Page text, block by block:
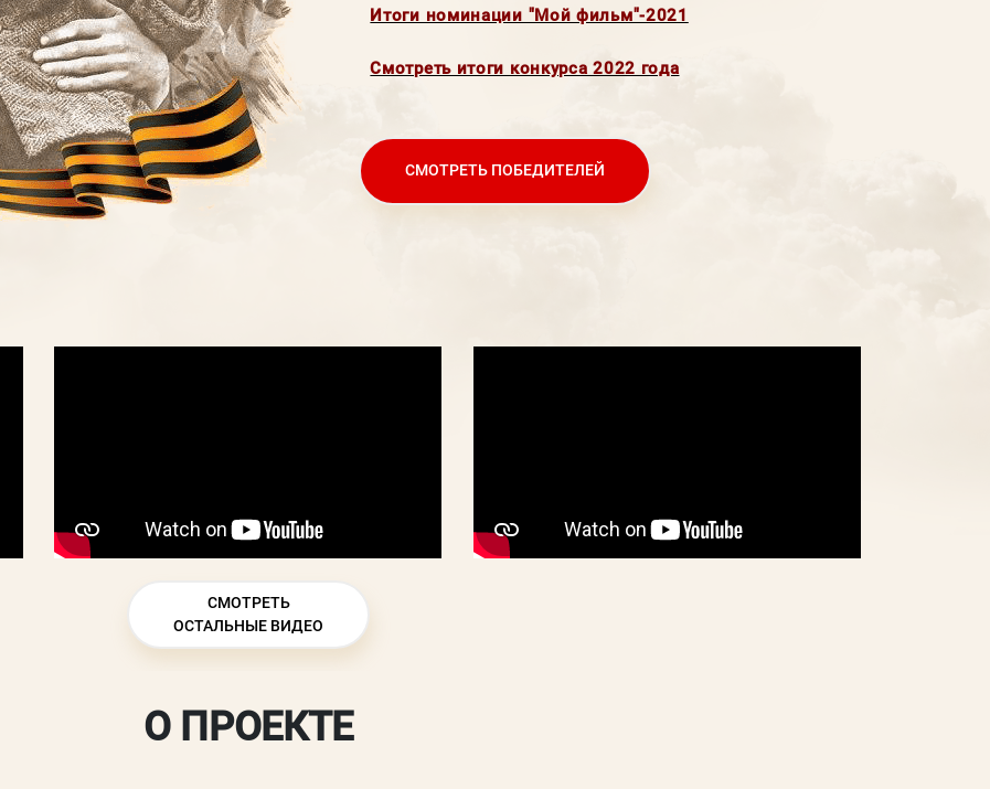
Итоги номинации "Мой фильм"-2021
Смотреть итоги конкурса 2022 года
СМОТРЕТЬ ПОБЕДИТЕЛЕЙ
СМОТРЕТЬ
ОСТАЛЬНЫЕ ВИДЕО
О ПРОЕКТЕ